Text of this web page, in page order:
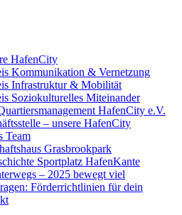
HafenCity
Kommunikation & Vernetzung
Infrastruktur & Mobilität
Soziokulturelles Miteinander
HafenCity e.V.
– unsere HafenCity
Team
Grasbrookpark
Sportplatz HafenKante
– 2025 bewegt viel
Förderrichtlinien für dein